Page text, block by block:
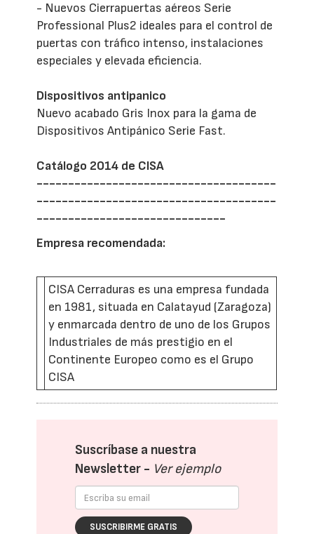
- Nuevos Cierrapuertas aéreos Serie
Professional Plus2 ideales para el control de
puertas con tráfico intenso, instalaciones
especiales y elevada eficiencia.
Dispositivos antipanico
Nuevo acabado Gris Inox para la gama de
Dispositivos Antipánico Serie Fast.
Catálogo 2014 de CISA
--------------------------------------
--------------------------------------
------------------------------
Empresa recomendada:
CISA Cerraduras es una empresa fundada
en 1981, situada en Calatayud (Zaragoza)
y enmarcada dentro de uno de los Grupos
Industriales de más prestigio en el
Continente Europeo como es el Grupo
CISA
Suscríbase a nuestra
Newsletter - Ver ejemplo
SUSCRIBIRME GRATIS